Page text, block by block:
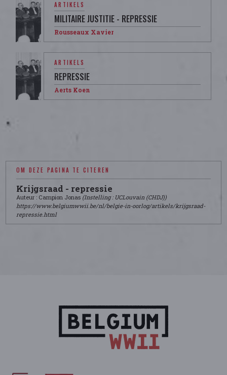
ARTIKELS
MILITAIRE JUSTITIE - REPRESSIE
Rousseaux Xavier
ARTIKELS
REPRESSIE
Aerts Koen
OM DEZE PAGINA TE CITEREN
Krijgsraad - repressie
Auteur : Campion Jonas (Instelling : UCLouvain (CHDJ))
https://www.belgiumwwii.be/nl/belgie-in-oorlog/artikels/krijgsraad-
repressie.html